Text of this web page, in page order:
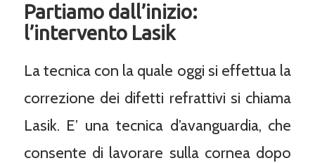
Partiamo dall’inizio:
l’intervento Lasik
La tecnica con la quale oggi si effettua la
correzione dei difetti refrattivi si chiama
Lasik. E’ una tecnica d’avanguardia, che
consente di lavorare sulla cornea dopo